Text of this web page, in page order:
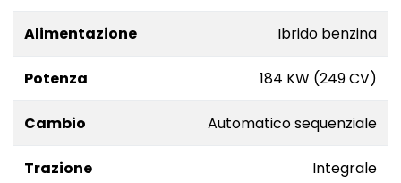
Alimentazione Ibrido benzina
Potenza 184 KW (249 CV)
Cambio Automatico sequenziale
Trazione Integrale